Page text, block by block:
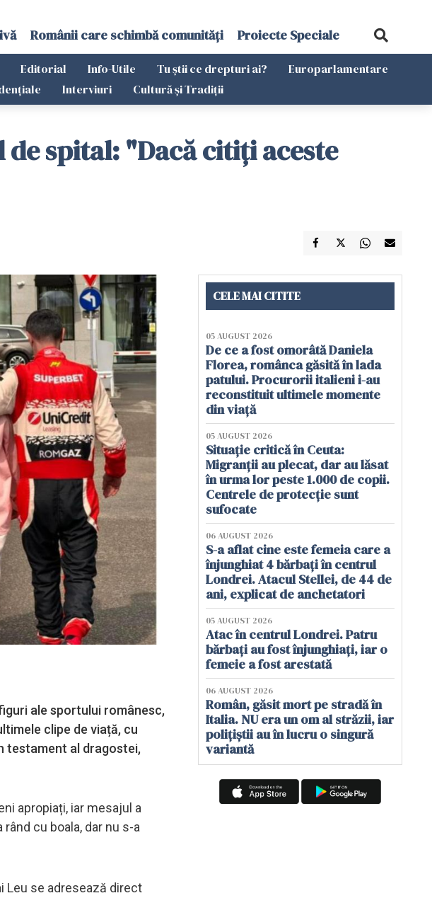
Românii care schimbă comunități Proiecte Speciale
Editorial Info-Utile Tu știi ce drepturi ai?
Europarlamentare
Interviuri Cultură și Tradiții
spital: "Dacă citiți aceste
ale sportului românesc,
clipe de viață, cu
testament al dragostei,
apropiați, iar mesajul a
cu boala, dar nu s-a
Leu se adresează direct
CELE MAI CITITE
05 AUGUST 2026
De ce a fost omorâtă Daniela
Florea, românca găsită în lada
patului. Procurorii italieni i-au
reconstituit ultimele momente
din viață
05 AUGUST 2026
Situație critică în Ceuta:
Migranții au plecat, dar au lăsat
în urma lor peste 1.000 de copii.
Centrele de protecție sunt
sufocate
06 AUGUST 2026
S-a aflat cine este femeia care a
înjunghiat 4 bărbați în centrul
Londrei. Atacul Stellei, de 44 de
ani, explicat de anchetatori
05 AUGUST 2026
Atac în centrul Londrei. Patru
bărbați au fost înjunghiați, iar o
femeie a fost arestată
06 AUGUST 2026
Român, găsit mort pe stradă în
Italia. NU era un om al străzii, iar
polițiștii au în lucru o singură
variantă